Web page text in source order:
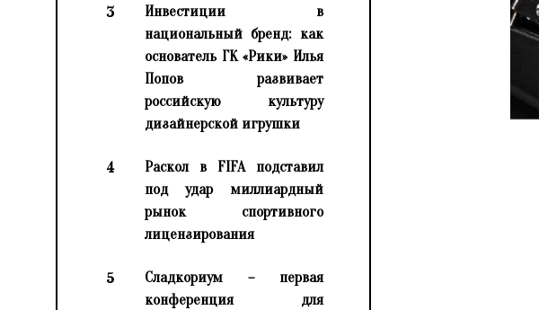
3
Инвестиции в
национальный бренд: как
основатель ГК «Рики» Илья
Попов развивает
российскую культуру
дизайнерской игрушки
4
Раскол в FIFA подставил
под удар миллиардный
рынок спортивного
лицензирования
5
Сладкориум – первая
конференция для